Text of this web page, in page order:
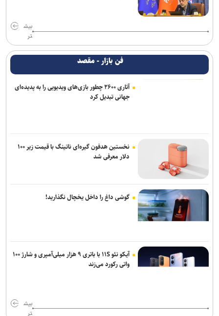
بیش
تر
فن بازار - مقصد
آتاری ۲۶۰۰ چطور بازی‌های ویدیویی را به پدیده‌ای
جهانی تبدیل کرد
نخستین هدفون گیره‌ای ناتینگ با قیمت زیر ۱۰۰
دلار معرفی شد
گوشی داغ را داخل یخچال نگذارید!
آیکو نئو ۱۱S با باتری ۹ هزار میلی‌آمپری و شارژ ۱۰۰
واتی رکورد می‌زند
بیش
تر